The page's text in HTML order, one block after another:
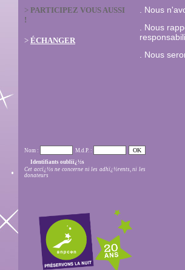
> PARTICIPEZ VOUS AUSSI
!
> ÉCHANGER
. Nous
. Nous
. Nous
Nom :
M.d.P. :
Identifiants oubliï¿½s
Cet accï¿½s ne concerne ni les adhï¿½rents, ni les
donateurs